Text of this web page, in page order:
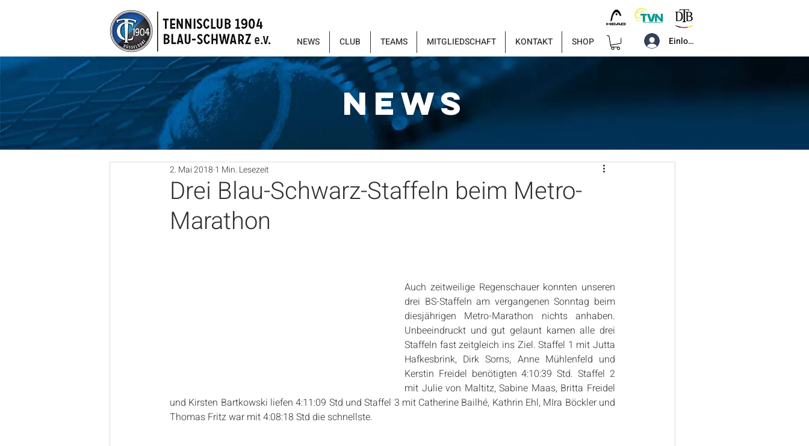
NEWS CLUB TEAMS MITGLIEDSCHAFT KONTAKT SHOP Einloggen
NEWS
Drei Blau-Schwarz-Staffeln beim Metro-
Marathon
2. Mai 2018 1 Min. Lesezeit
Auch zeitweilige Regenschauer konnten unseren
drei BS-Staffeln am vergangenen Sonntag beim
diesjährigen Metro-Marathon nichts anhaben.
Unbeeindruckt und gut gelaunt kamen alle drei
Staffeln fast zeitgleich ins Ziel. Staffel 1 mit Jutta
Hafkesbrink, Dirk Sorns, Anne Mühlenfeld und
Kerstin Freidel benötigten 4:10:39 Std. Staffel 2
mit Julie von Maltitz, Sabine Maas, Britta Freidel
und Kirsten Bartkowski liefen 4:11:09 Std und Staffel 3 mit Catherine Bailhé, Kathrin Ehl, MIra Böckler und
Thomas Fritz war mit 4:08:18 Std die schnellste.